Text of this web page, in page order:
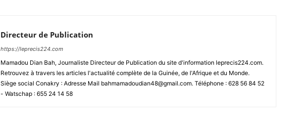
Directeur de Publication
https://leprecis224.com
Mamadou Dian Bah, Journaliste Directeur de Publication du site d'information leprecis224.com.
Retrouvez à travers les articles l'actualité complète de la Guinée, de l'Afrique et du Monde.
Siège social Conakry : Adresse Mail bahmamadoudian48@gmail.com. Téléphone : 628 56 84 52
- Watschap : 655 24 14 58